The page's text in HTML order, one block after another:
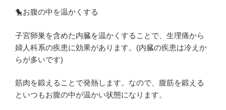
🐤お腹の中を温かくする
子宮卵巣を含めた内臓を温かくすることで、生理痛から
婦人科系の疾患に効果があります。(内臓の疾患は冷えか
らが多いです)
筋肉を鍛えることで発熱します。なので、腹筋を鍛える
といつもお腹の中が温かい状態になります。